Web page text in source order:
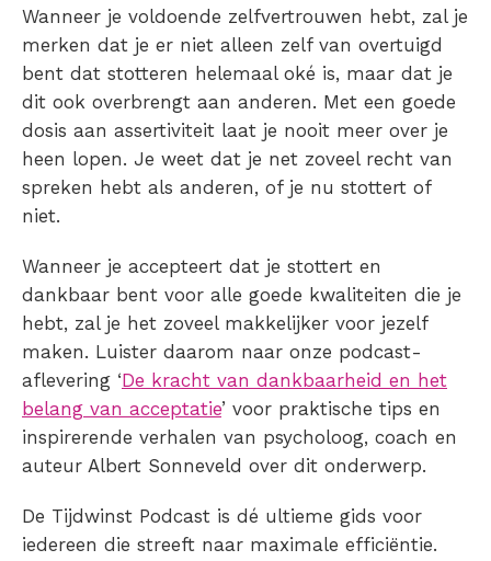
Wanneer je voldoende zelfvertrouwen hebt, zal je
merken dat je er niet alleen zelf van overtuigd
bent dat stotteren helemaal oké is, maar dat je
dit ook overbrengt aan anderen. Met een goede
dosis aan assertiviteit laat je nooit meer over je
heen lopen. Je weet dat je net zoveel recht van
spreken hebt als anderen, of je nu stottert of
niet.
Wanneer je accepteert dat je stottert en
dankbaar bent voor alle goede kwaliteiten die je
hebt, zal je het zoveel makkelijker voor jezelf
maken. Luister daarom naar onze podcast-
aflevering ‘De kracht van dankbaarheid en het
belang van acceptatie’ voor praktische tips en
inspirerende verhalen van psycholoog, coach en
auteur Albert Sonneveld over dit onderwerp.
De Tijdwinst Podcast is dé ultieme gids voor
iedereen die streeft naar maximale efficiëntie.